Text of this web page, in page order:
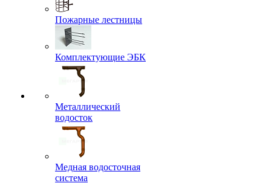
Пожарные лестницы
Комплектующие ЭБК
Металлический
водосток
Медная водосточная
система